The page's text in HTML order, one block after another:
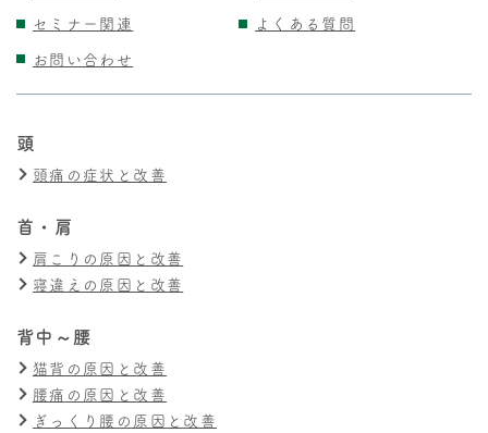
セミナー関連
よくある質問
お問い合わせ
頭
頭痛の症状と改善
首・肩
肩こりの原因と改善
寝違えの原因と改善
背中～腰
猫背の原因と改善
腰痛の原因と改善
ぎっくり腰の原因と改善